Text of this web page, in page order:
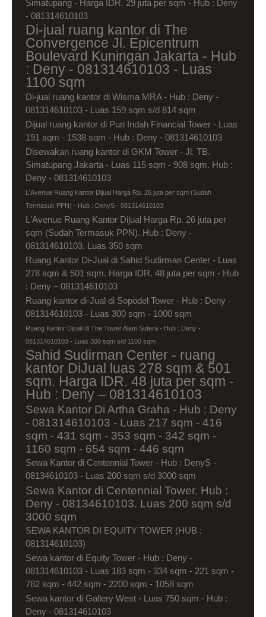
Simatupang - Harga IDR. 29 juta per sqm - Hub : Deny
- 081314610103
Di-jual ruang kantor di The
Convergence Jl. Epicentrum
Boulevard Kuningan Jakarta - Hub
: Deny - 081314610103 - Luas
1100 sqm
Di-jual ruang kantor di Wisma MRA - Hub : Deny -
081314610103 - Luas 159 sqm s/d 814 sqm
Dijual ruang kantor di Puri Indah Financial Tower - Luas
191 sqm - 1538 sqm - Hub : Deny - 081314610103
Disewakan ruang kantor di GKM Tower - Jl. TB.
Simatupang Jakarta - Luas 115 sqm - 908 sqm. Hub :
Deny - 081314610103
L'Avenue Ruang Kantor Dijual Harga Rp. 26 juta per sqm (Sudah
Termasuk PPN) - Hub : DenyS - 081314610103
L'Avenue Ruang Kantor Dijual Harga Rp. 26 juta per
sqm (Sudah Termasuk PPN). Hub : Deny -
081314610103. Luas 350 sqm
Ruang Kantor Di-Jual di Sahid Sudirman Center - Luas
278 sqm & 501 sqm. Harga IDR. 48 juta per sqm - Hub
: Deny – 081314610103
Ruang kantor di-Jual di Sopodel Tower - Hub : Deny -
081314610103 - Luas 300 sqm - 1000 sqm
Ruang Kantor Dijual di The Tower Alam Sutera - Hub : Deny -
081314610103 - Luas 300 sqm s/d 1100 sqm
Sahid Sudirman Center - ruang
kantor DiJual luas 278 sqm & 501
sqm. Harga IDR. 48 juta per sqm -
Hub : Deny – 081314610103
Sewa Kantor Di Artha Graha - Hub : Deny
- 081314610103 - Luas 217 sqm - 416
sqm - 431 sqm - 353 sqm - 342 sqm -
1160 sqm - 654 sqm - 446 sqm
Sewa Kantor di Centennial Tower - Hub : DenyS -
08134610103 - Luas 200 sqm s/d 3000 sqm
Sewa Kantor di Centennial Tower. Hub :
Deny - 08134610103. Luas 200 sqm s/d
3000 sqm
SEWA KANTOR DI EQUITY TOWER (HUB :
081314610103)
Sewa kantor di Equity Tower - Hub : Deny -
081314610103 - Luas 183 sqm - 334 sqm - 221 sqm -
782 sqm - 442 sqm - 2200 sqm - 1058 sqm
Sewa kantor di Gallery West - Luas 750 sqm - Hub :
Deny - 081314610103